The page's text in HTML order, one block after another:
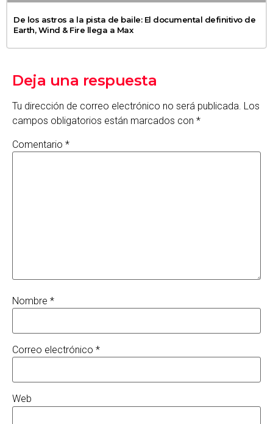
De los astros a la pista de baile: El documental definitivo de
Earth, Wind & Fire llega a Max
Deja una respuesta
Tu dirección de correo electrónico no será publicada. Los
campos obligatorios están marcados con *
Comentario *
Nombre *
Correo electrónico *
Web